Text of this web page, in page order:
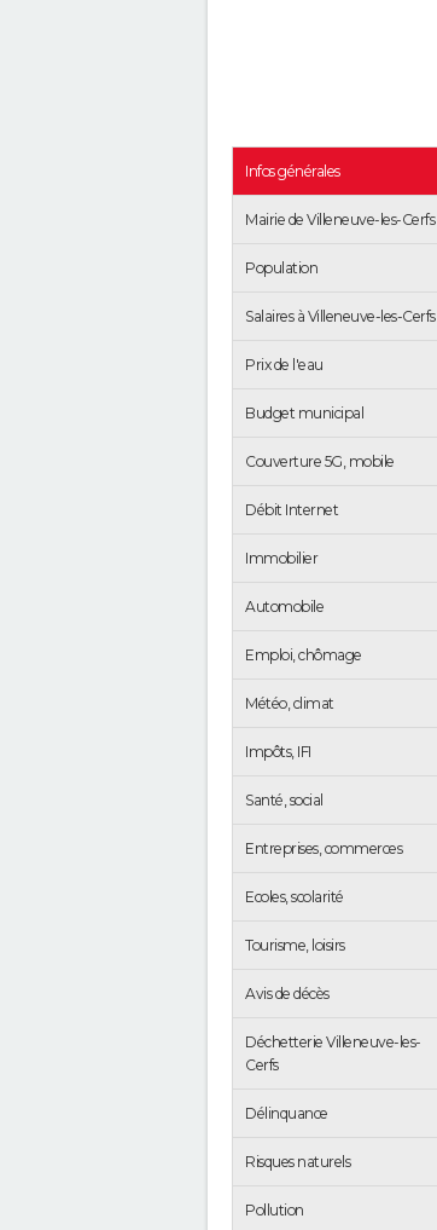
Infos générales
Mairie de Villeneuve-les-Cerfs
Population
Salaires à Villeneuve-les-Cerfs
Prix de l'eau
Budget municipal
Couverture 5G, mobile
Débit Internet
Immobilier
Automobile
Emploi, chômage
Météo, climat
Impôts, IFI
Santé, social
Entreprises, commerces
Ecoles, scolarité
Tourisme, loisirs
Avis de décès
Déchetterie Villeneuve-les-
Cerfs
Délinquance
Risques naturels
Pollution